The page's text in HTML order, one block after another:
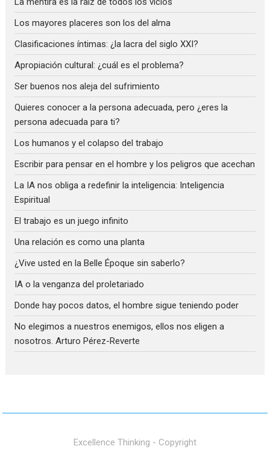
Los mayores placeres son los del alma
Clasificaciones íntimas: ¿la lacra del siglo XXI?
Apropiación cultural: ¿cuál es el problema?
Ser buenos nos aleja del sufrimiento
Quieres conocer a la persona adecuada, pero ¿eres la
persona adecuada para ti?
Los humanos y el colapso del trabajo
Escribir para pensar en el hombre y los peligros que acechan
La IA nos obliga a redefinir la inteligencia: Inteligencia
Espiritual
El trabajo es un juego infinito
Una relación es como una planta
¿Vive usted en la Belle Époque sin saberlo?
IA o la venganza del proletariado
Donde hay pocos datos, el hombre sigue teniendo poder
No elegimos a nuestros enemigos, ellos nos eligen a
nosotros. Arturo Pérez-Reverte
Excellence Thinking - Copyright